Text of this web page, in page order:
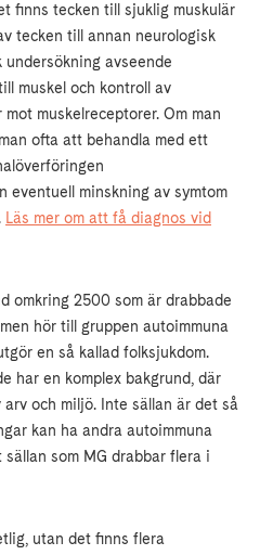
finns tecken till sjuklig muskulär
tecken till annan neurologisk
avseende
muskel och kontroll av
muskelreceptorer. Om man
ofta att behandla med ett
eventuell minskning av symtom
Läs mer om att få diagnos vid
omkring 2500 som är drabbade
hör till gruppen autoimmuna
en så kallad folksjukdom.
har en komplex bakgrund, där
och miljö. Inte sällan är det så
kan ha andra autoimmuna
som MG drabbar flera i
utan det finns flera